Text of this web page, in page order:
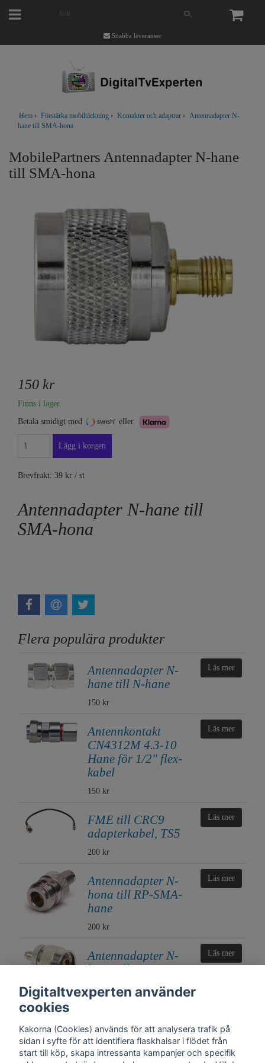
Snabba leveranser
Hem › Förstärka mobiltäckning › Kontakter och adaptrar › Antennadapter N-
hane till SMA-hona
MobilePartners Antennadapter N-hane
till SMA-hona
150 kr
Finns i lager
Betala smidigt med
eller
Brevfrakt: 39 kr / st
Antennadapter N-hane till
SMA-hona
Flera populära produkter
Antennadapter N-
hane till N-hane
150 kr
Läs mer
Antennkontakt
CN4312M 4.3-10
Hane för 1/2" flex-
kabel
150 kr
Läs mer
FME till CRC9
adapterkabel, TS5
200 kr
Läs mer
Antennadapter N-
hona till RP-SMA-
hane
200 kr
Läs mer
Antennadapter N-
hane till RP-SMA-
200 kr
Läs mer
Digitaltvexperten använder
cookies
Kakorna (Cookies) används för att analysera trafik på
sidan i syfte för att identifiera flaskhalsar i flödet från
start till köp, skapa intressanta kampanjer och specifik